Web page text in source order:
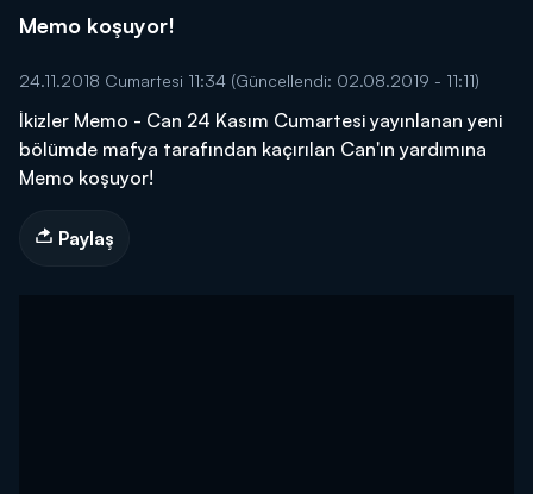
Memo koşuyor!
24.11.2018 Cumartesi 11:34 (Güncellendi: 02.08.2019 - 11:11)
İkizler Memo - Can 24 Kasım Cumartesi yayınlanan yeni
bölümde mafya tarafından kaçırılan Can'ın yardımına
Memo koşuyor!
Paylaş